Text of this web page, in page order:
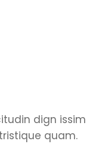
dign issim
quam.